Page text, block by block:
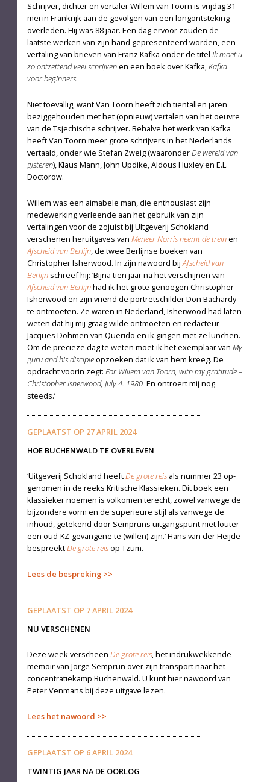
Schrijver, dichter en vertaler Willem van Toorn is vrijdag 31
mei in Frankrijk aan de gevolgen van een longontsteking
overleden. Hij was 88 jaar. Een dag ervoor zouden de
laatste werken van zijn hand gepresenteerd worden, een
vertaling van brieven van Franz Kafka onder de titel Ik moet u
zo ontzettend veel schrijvenen een boek over Kafka,Kafka
voor beginners.
Niet toevallig, want Van Toorn heeft zich tientallen jaren
beziggehouden met het (opnieuw) vertalen van het oeuvre
van de Tsjechische schrijver. Behalve het werk van Kafka
heeft Van Toorn meer grote schrijvers in het Nederlands
vertaald, onder wie Stefan Zweig (waaronderDe wereld van
gisteren), Klaus Mann, John Updike, Aldous Huxley en E.L.
Doctorow.
Willem was een aimabele man, die enthousiast zijn
medewerking verleende aan het gebruik van zijn
vertalingen voor de zojuist bij UItgeverij Schokland
verschenen heruitgaves van Meneer Norris neemt de treinen
Afscheid van Berlijn, de twee Berlijnse boeken van
Christopher Isherwood. In zijn nawoord bijAfscheid van
Berlijnschreef hij: ‘Bijna tien jaar na het verschijnen van
Afscheid van Berlijnhad ik het grote genoegen Christopher
Isherwood en zijn vriend de portretschilder Don Bachardy
te ontmoeten. Ze waren in Nederland, Isherwood had laten
weten dat hij mij graag wilde ontmoeten en redacteur
Jacques Dohmen van Querido en ik gingen met ze lunchen.
Om de precieze dag te weten moet ik het exemplaar van My
guru and his discipleopzoeken dat ik van hem kreeg. De
opdracht voorin zegt: For Willem van Toorn, with my gratitude –
Christopher Isherwood, July 4. 1980. En ontroert mij nog
steeds.’
GEPLAATST OP 27 APRIL 2024
HOE BUCHENWALD TE OVERLEVEN
‘Uitgeverij Schokland heeftDe grote reisals nummer 23 op­
genomen in de reeks Kritische Klassieken. Dit boek een
klassieker noemen is volkomen terecht, zowel vanwege de
bijzondere vorm en de superieure stijl als vanwege de
inhoud, getekend door Sempruns uitgangspunt niet lou­ter
een oud-KZ-gevangene te (willen) zijn.’ Hans van der Heijde
bespreektDe grote reisop Tzum.
Lees de bespreking
GEPLAATST OP 7 APRIL 2024
NU VERSCHENEN
Deze week verscheen De grote reis, het indrukwekkende
memoir van Jorge Semprun over zijn transport naar het
concentratiekamp Buchenwald. U kunt hier nawoord van
Peter Venmans bij deze uitgave lezen.
Lees het nawoord
GEPLAATST OP 6 APRIL 2024
TWINTIG JAAR NA DE OORLOG